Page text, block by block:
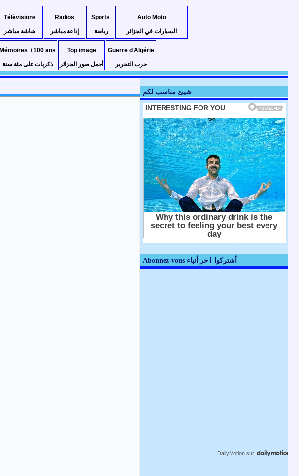
Télèvisions
شاشة مباشر
Radios
إذاعة مباشر
Sports
رياضة
Auto Moto
السيارات في الجزائر
Mémoires / 100 ans
ذكريات على مئة سنة
Top image
أجمل صور الجزائر
Guerre d'Algérie
حرب التحرير
شيئ مناسب لكم
Abonnez-vous أشتركوا ٱخر أنباء
DailyMotion sur